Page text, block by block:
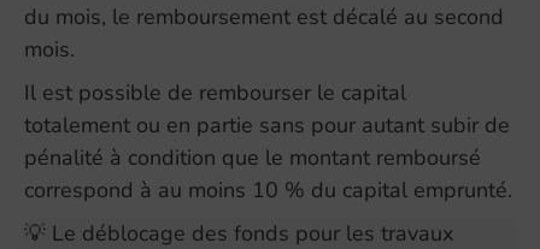
du mois, le remboursement est décalé au second
mois.
Il est possible de rembourser le capital
totalement ou en partie sans pour autant subir de
pénalité à condition que le montant remboursé
correspond à au moins 10 % du capital emprunté.
💡 Le déblocage des fonds pour les travaux